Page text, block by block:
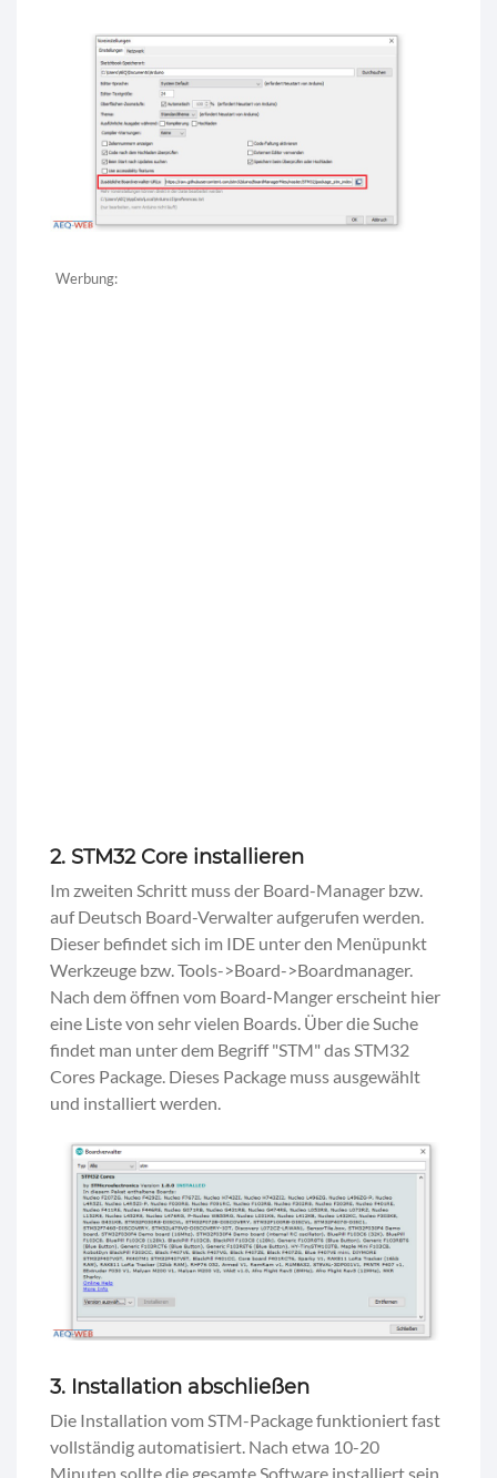
Werbung:
2. STM32 Core installieren
Im zweiten Schritt muss der Board-Manager bzw.
auf Deutsch Board-Verwalter aufgerufen werden.
Dieser befindet sich im IDE unter den Menüpunkt
Werkzeuge bzw. Tools->Board->Boardmanager.
Nach dem öffnen vom Board-Manger erscheint hier
eine Liste von sehr vielen Boards. Über die Suche
findet man unter dem Begriff "STM" das STM32
Cores Package. Dieses Package muss ausgewählt
und installiert werden.
3. Installation abschließen
Die Installation vom STM-Package funktioniert fast
vollständig automatisiert. Nach etwa 10-20
Minuten sollte die gesamte Software installiert sein